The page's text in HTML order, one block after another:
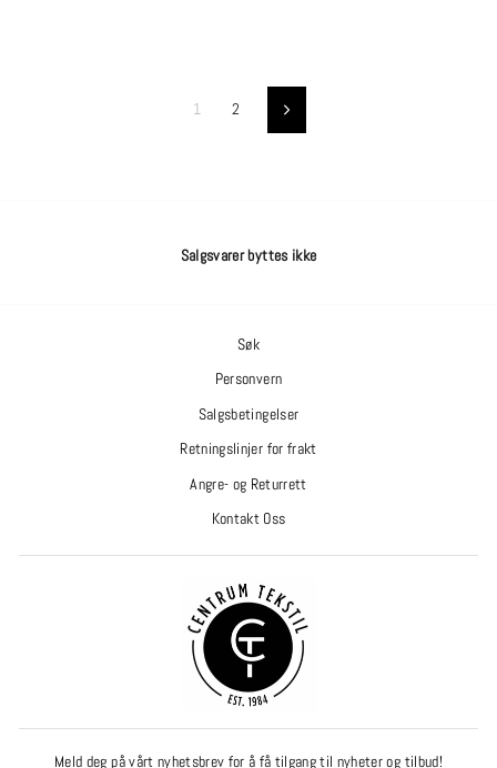
1 2 Neste
Salgsvarer byttes ikke
Søk
Personvern
Salgsbetingelser
Retningslinjer for frakt
Angre- og Returrett
Kontakt Oss
Meld deg på vårt nyhetsbrev for å få tilgang til nyheter og tilbud!